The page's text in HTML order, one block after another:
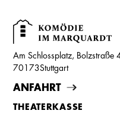
Am Schlossplatz, Bolzstraße
70173Stuttgart
ANFAHRT
THEATERKASSE